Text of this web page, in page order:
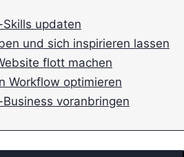
updaten
und sich inspirieren lassen
flott machen
Workflow optimieren
voranbringen